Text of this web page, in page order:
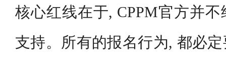
核心红线在于, CPPM官方并
支持。所有的报名行为, 都必